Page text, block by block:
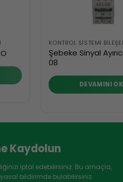
KONTROL SISTEMI
Şebeke Sinyal
08
DEVAMINI
Kaydolun
iptal edebilirsiniz. Bu amaçla,
bildirimde bulabilirsiniz.